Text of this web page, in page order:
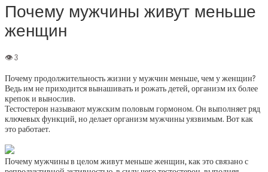
Почему мужчины живут меньше
женщин
Почему продолжительность жизни у мужчин меньше, чем у женщин?
Ведь им не приходится вынашивать и рожать детей, организм их более
крепок и вынослив.
Тестостерон называют мужским половым гормоном. Он выполняет ряд
ключевых функций, но делает организм мужчины уязвимым. Вот как
это работает.
Почему мужчины в целом живут меньше женщин, как это связано с